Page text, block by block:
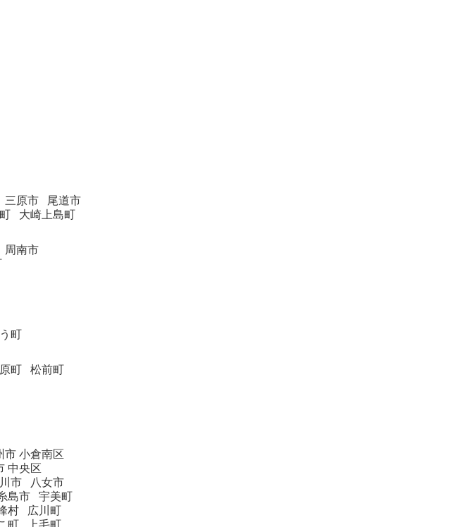
三原市
尾道市
大崎上島町
周南市
町
町
松前町
市 小倉南区
中央区
市
八女市
島市
宇美町
村
広川町
町 上毛町